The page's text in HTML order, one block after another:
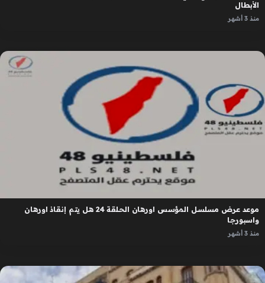
الأبطال
منذ 3 أشهر
موعد عرض مسلسل المؤسس اورهان الحلقة 24 هل يتم إنقاذ اورهان
واسبورجا
منذ 3 أشهر